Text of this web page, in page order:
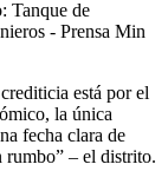
Tanque de
- Prensa Min
está por el
la única
fecha clara de
rumbo” – el distrito.